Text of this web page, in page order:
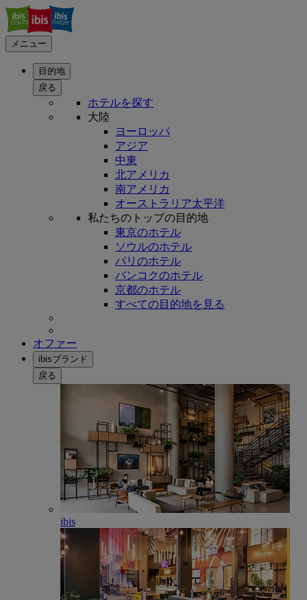
メニュー
目的地
戻る
ホテルを探す
大陸
ヨーロッパ
アジア
中東
北アメリカ
南アメリカ
オーストラリア太平洋
私たちのトップの目的地
東京のホテル
ソウルのホテル
パリのホテル
バンコクのホテル
京都のホテル
すべての目的地を見る
オファー
ibisブランド
戻る
ibis